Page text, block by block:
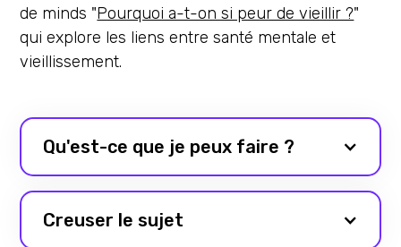
de minds "Pourquoi a-t-on si peur de vieillir ?"
qui explore les liens entre santé mentale et
vieillissement.
Qu'est-ce que je peux faire ?
Creuser le sujet